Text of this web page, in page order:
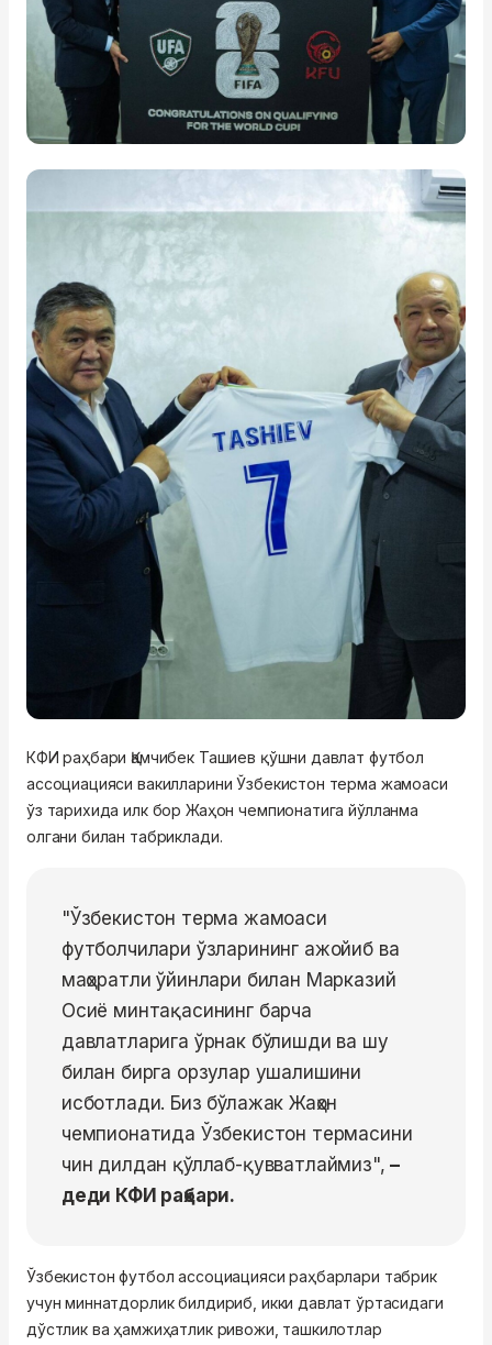
КФИ раҳбари Қамчибек Ташиев қўшни давлат футбол
ассоциацияси вакилларини Ўзбекистон терма жамоаси
ўз тарихида илк бор Жаҳон чемпионатига йўлланма
олгани билан табриклади.
"Ўзбекистон терма жамоаси
футболчилари ўзларининг ажойиб ва
маҳоратли ўйинлари билан Марказий
Осиё минтақасининг барча
давлатларига ўрнак бўлишди ва шу
билан бирга орзулар ушалишини
исботлади. Биз бўлажак Жаҳон
чемпионатида Ўзбекистон термасини
чин дилдан қўллаб-қувватлаймиз",–
деди КФИ раҳбари.
Ўзбекистон футбол ассоциацияси раҳбарлари табрик
учун миннатдорлик билдириб, икки давлат ўртасидаги
дўстлик ва ҳамжиҳатлик ривожи, ташкилотлар